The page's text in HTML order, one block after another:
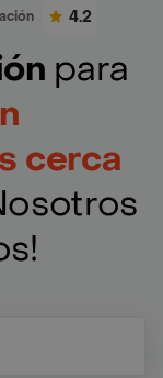
4.2
para
cerca